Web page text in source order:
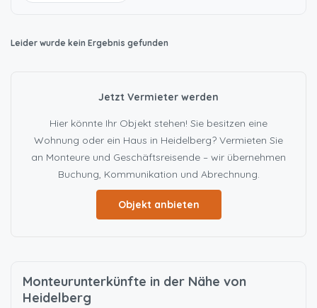
Leider wurde kein Ergebnis gefunden
Jetzt Vermieter werden
Hier könnte Ihr Objekt stehen! Sie besitzen eine
Wohnung oder ein Haus in Heidelberg? Vermieten Sie
an Monteure und Geschäftsreisende – wir übernehmen
Buchung, Kommunikation und Abrechnung.
Objekt anbieten
Monteurunterkünfte in der Nähe von
Heidelberg